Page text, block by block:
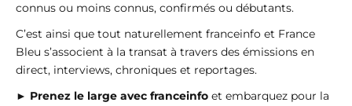
connus ou moins connus, confirmés ou débutants.
C’est ainsi que tout naturellement franceinfo et France
Bleu s’associent à la transat à travers des émissions en
direct, interviews, chroniques et reportages.
► Prenez le large avec franceinfo et embarquez pour la